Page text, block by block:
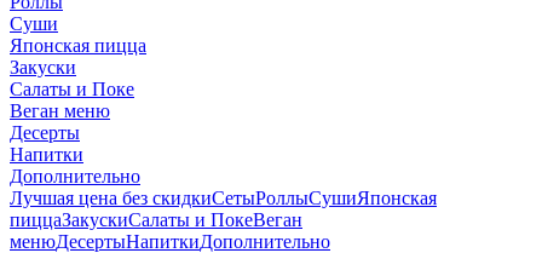
Суши
Японская пицца
Закуски
Салаты и Поке
Веган меню
Десерты
Напитки
Дополнительно
Лучшая цена без скидкиСетыРоллыСушиЯпонская
пиццаЗакускиСалаты и ПокеВеган
менюДесертыНапиткиДополнительно